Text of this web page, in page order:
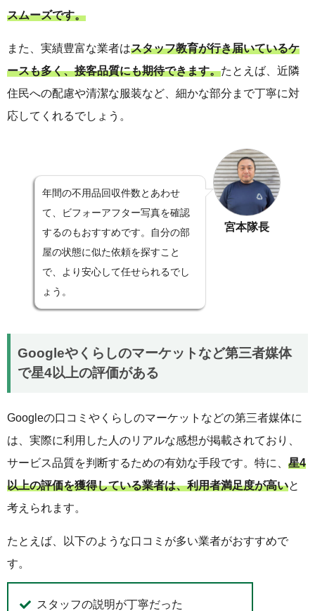
スムーズです。
また、実績豊富な業者はスタッフ教育が行き届いているケ
ースも多く、接客品質にも期待できます。たとえば、近隣
住民への配慮や清潔な服装など、細かな部分まで丁寧に対
応してくれるでしょう。
年間の不用品回収件数とあわせ
て、ビフォーアフター写真を確認
するのもおすすめです。自分の部
屋の状態に似た依頼を探すこと
で、より安心して任せられるでし
ょう。
宮本隊長
Googleやくらしのマーケットなど第三者媒体
で星4以上の評価がある
Googleの口コミやくらしのマーケットなどの第三者媒体に
は、実際に利用した人のリアルな感想が掲載されており、
サービス品質を判断するための有効な手段です。特に、 星4
以上の評価を獲得している業者は、利用者満足度が高いと
考えられます。
たとえば、以下のような口コミが多い業者がおすすめで
す。
スタッフの説明が丁寧だった